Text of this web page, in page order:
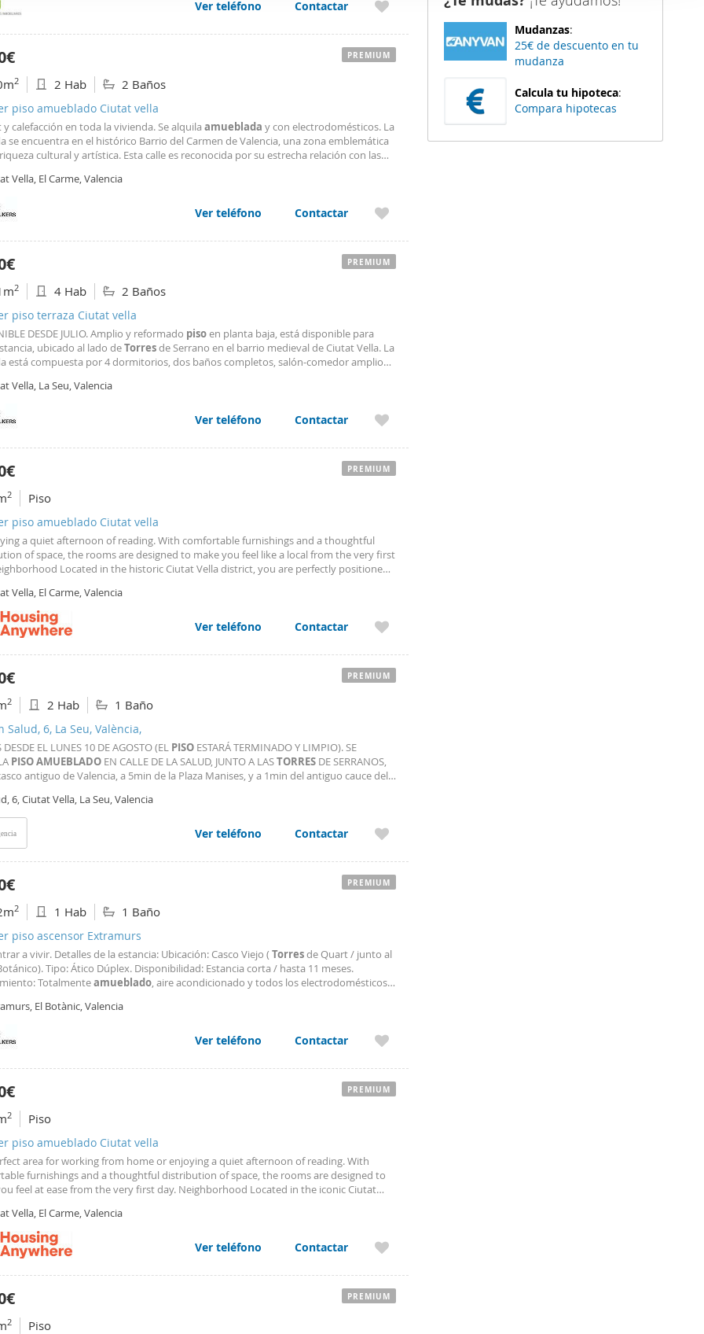
se usan para personalizar el contenido y los anuncios, ofrecer funciones
el tráfico. Además, compartimos información sobre el uso que haga del
de redes sociales, publicidad y análisis web, quienes pueden
que les haya proporcionado o que hayan recopilado a partir del uso
Ver teléfono Contactar
2 2 Hab 2 Baños
piso amueblado Ciutat vella
y calefacción en toda la vivienda. Se alquila amueblada y con electrodomésticos. La
se encuentra en el histórico Barrio del Carmen de Valencia, una zona emblemática
cultural y artística. Esta calle es reconocida por su estrecha relación con las
talleres y estudios
Vella, El Carme, Valencia
Ver teléfono Contactar
PREMIUM
2 4 Hab 2 Baños
piso terraza Ciutat vella
DESDE JULIO. Amplio y reformado pisoen planta baja, está disponible para
ubicado al lado deTorresde Serrano en el barrio medieval de Ciutat Vella. La
está compuesta por 4 dormitorios, dos baños completos, salón-comedor amplio
con todos los electrodomésticos. Vivienda
Vella, La Seu, Valencia
Ver teléfono Contactar
PREMIUM
2 Piso
piso amueblado Ciutat vella
a quiet afternoon of reading. With comfortable furnishings and a thoughtful
of space, the rooms are designed to make you feel like a local from the very first
Located in the historic Ciutat Vella district, you are perfectly positioned
and the stunning
Vella, El Carme, Valencia
Ver teléfono Contactar
PREMIUM
2 2 Hab 1 Baño
Salud, 6, La Seu, València,
DESDE EL LUNES 10 DE AGOSTO (EL PISO ESTARÁ TERMINADO Y LIMPIO). SE
PISOAMUEBLADO EN CALLE DE LA SALUD, JUNTO A LASTORRES DE SERRANOS,
antiguo de Valencia, a 5min de la Plaza Manises, y a 1min del antiguo cauce del
de esa actualización, estará disponible el 10 de agosto
6, Ciutat Vella, La Seu, Valencia
Ver teléfono Contactar
PREMIUM
2 1 Hab 1 Baño
piso ascensor Extramurs
a vivir. Detalles de la estancia: Ubicación: Casco Viejo ( Torresde Quart / junto al
Tipo: Ático Dúplex. Disponibilidad: Estancia corta / hasta 11 meses.
Totalmenteamueblado, aire acondicionado y todos los electrodomésticos
una vivienda
El Botànic, Valencia
Ver teléfono Contactar
PREMIUM
2 Piso
piso amueblado Ciutat vella
area for working from home or enjoying a quiet afternoon of reading. With
furnishings and a thoughtful distribution of space, the rooms are designed to
feel at ease from the very first day. Neighborhood Located in the iconic Ciutat
Torres de Serranos is just a 3
Vella, El Carme, Valencia
Ver teléfono Contactar
PREMIUM
2 Piso
PREMIUM
Mudanzas:
25€ de descuento en tu
mudanza
Calcula tu hipoteca:
Compara hipotecas